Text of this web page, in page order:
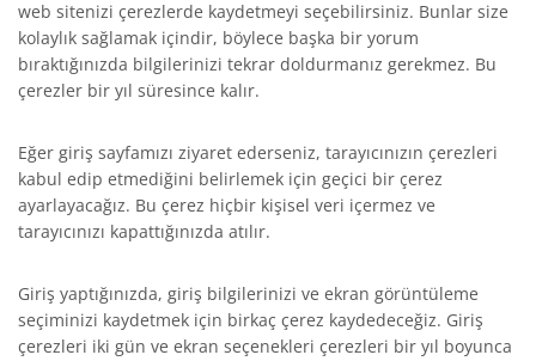
web sitenizi çerezlerde kaydetmeyi seçebilirsiniz. Bunlar size
kolaylık sağlamak içindir, böylece başka bir yorum
bıraktığınızda bilgilerinizi tekrar doldurmanız gerekmez. Bu
çerezler bir yıl süresince kalır.
Eğer giriş sayfamızı ziyaret ederseniz, tarayıcınızın çerezleri
kabul edip etmediğini belirlemek için geçici bir çerez
ayarlayacağız. Bu çerez hiçbir kişisel veri içermez ve
tarayıcınızı kapattığınızda atılır.
Giriş yaptığınızda, giriş bilgilerinizi ve ekran görüntüleme
seçiminizi kaydetmek için birkaç çerez kaydedeceğiz. Giriş
çerezleri iki gün ve ekran seçenekleri çerezleri bir yıl boyunca